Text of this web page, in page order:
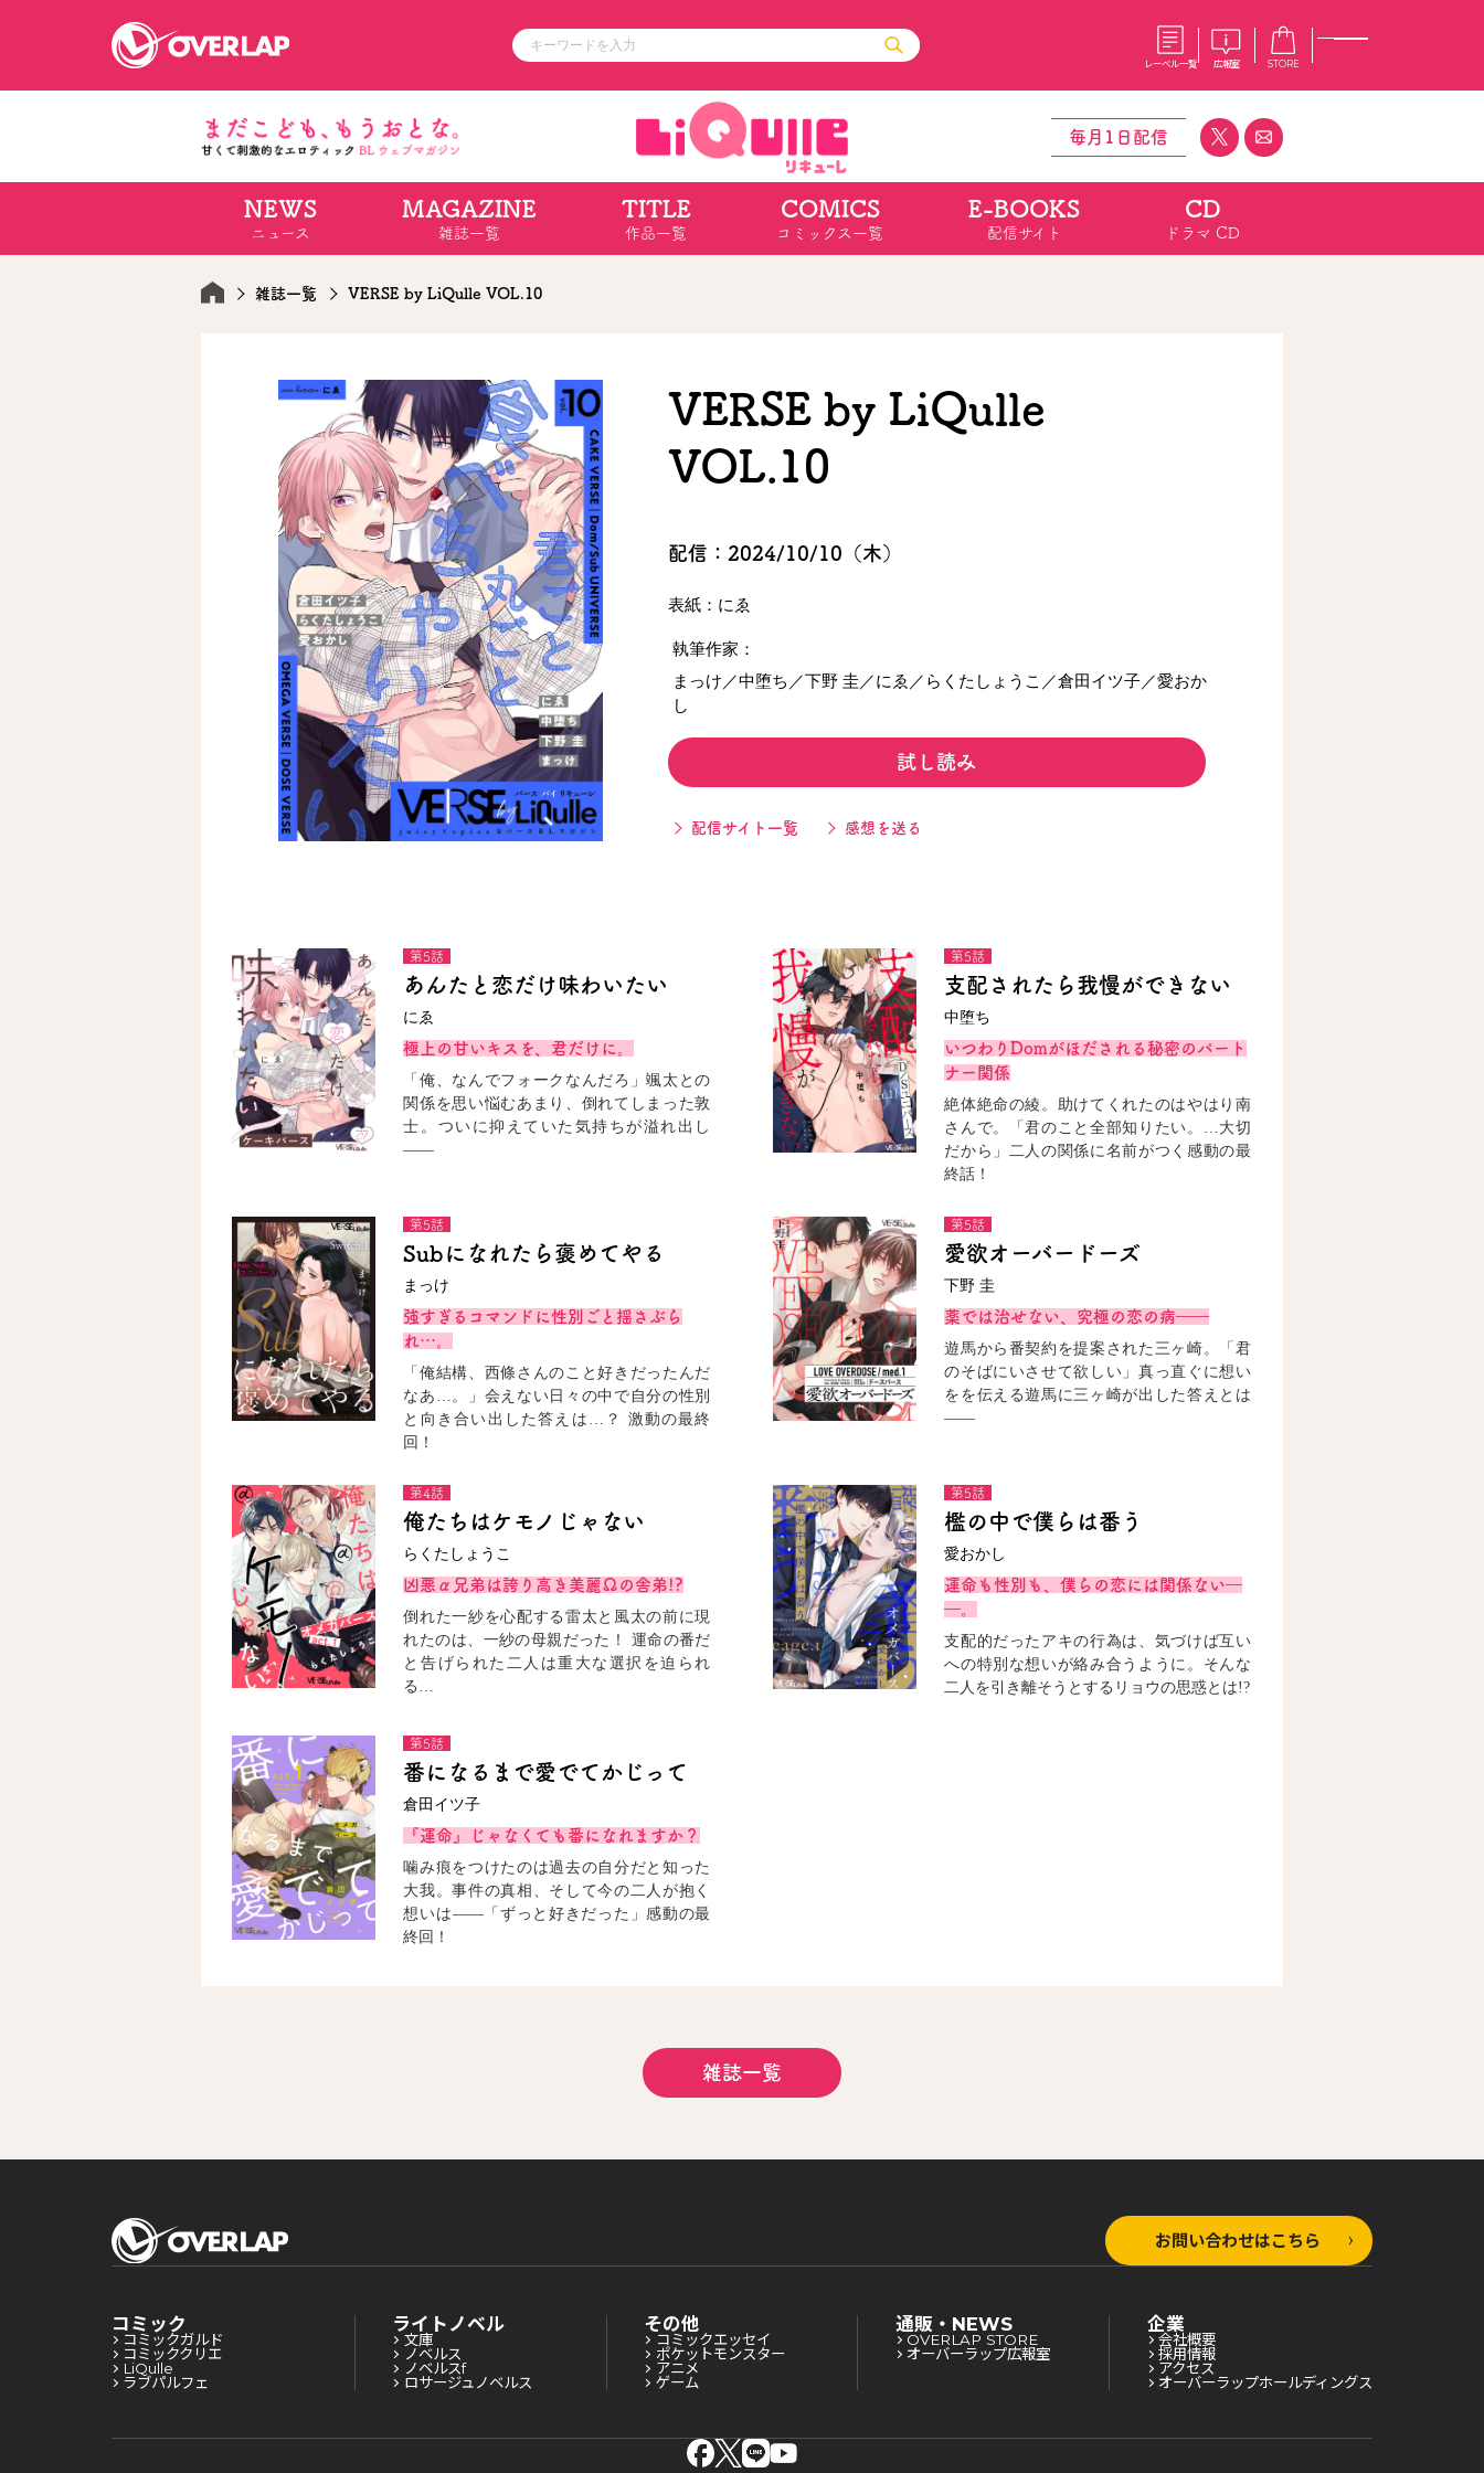
レーベル一覧 広報室 STORE
コミッククリエ
ラブパルフェ
ライトノベル
ノベルス
ロサージュノベルス
その他
コミックエッセイ
ポケットモンスター
通販・NEWS
OVERLAP STORE
オーバーラップ広報室
採用情報
コミッククリエ リキューレ
毎月1日配信
NEWS
ニュース
MAGAZINE
雑誌一覧
TITLE
作品一覧
COMICS
コミックス一覧
E-BOOKS
配信サイト
CD
ドラマ CD
雑誌一覧 VERSE by LiQulle VOL.10
VERSE by LiQulle
VOL.10
配信：2024/10/10（木）
表紙：にゑ
執筆作家：
まっけ／中堕ち／下野 圭／にゑ／らくたしょうこ／倉田イツ子／愛おか
し
試し読み
配信サイト一覧 感想を送る
第5話
あんたと恋だけ味わいたい
にゑ
極上の甘いキスを、君だけに。
「俺、なんでフォークなんだろ」颯太との
関係を思い悩むあまり、倒れてしまった敦
士。ついに抑えていた気持ちが溢れ出し
――
第5話
支配されたら我慢ができない
中堕ち
いつわりDomがほだされる秘密のパート
ナー関係
絶体絶命の綾。助けてくれたのはやはり南
さんで。「君のこと全部知りたい。…大切
だから」二人の関係に名前がつく感動の最
終話！
第5話
Subになれたら褒めてやる
まっけ
強すぎるコマンドに性別ごと揺さぶら
れ…。
「俺結構、西條さんのこと好きだったんだ
なあ…。」会えない日々の中で自分の性別
と向き合い出した答えは…？ 激動の最終
回！
第5話
愛欲オーバードーズ
下野 圭
薬では治せない、究極の恋の病――
遊馬から番契約を提案された三ヶ崎。「君
のそばにいさせて欲しい」真っ直ぐに想い
をを伝える遊馬に三ヶ崎が出した答えとは
――
第4話
俺たちはケモノじゃない
らくたしょうこ
凶悪α兄弟は誇り高き美麗Ωの舎弟!?
倒れた一紗を心配する雷太と風太の前に現
れたのは、一紗の母親だった！ 運命の番だ
と告げられた二人は重大な選択を迫られ
る…
第5話
檻の中で僕らは番う
愛おかし
運命も性別も、僕らの恋には関係ない―
―。
支配的だったアキの行為は、気づけば互い
への特別な想いが絡み合うように。そんな
二人を引き離そうとするリョウの思惑とは!?
第5話
番になるまで愛でてかじって
倉田イツ子
『運命』じゃなくても番になれますか？
噛み痕をつけたのは過去の自分だと知った
大我。事件の真相、そして今の二人が抱く
想いは――「ずっと好きだった」感動の最
終回！
雑誌一覧
お問い合わせはこちら
コミック
コミックガルド
コミッククリエ
LiQulle
ラブパルフェ
ライトノベル
文庫
ノベルス
ノベルスf
ロサージュノベルス
その他
コミックエッセイ
ポケットモンスター
アニメ
ゲーム
通販・NEWS
OVERLAP STORE
オーバーラップ広報室
企業
会社概要
採用情報
アクセス
オーバーラップホールディングス